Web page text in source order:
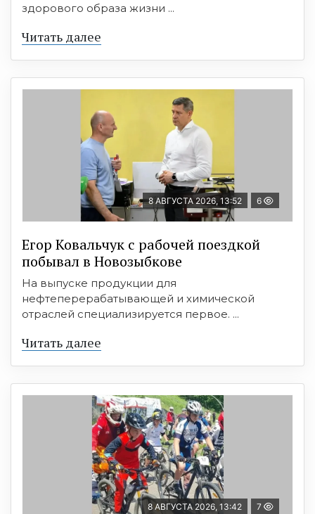
здорового образа жизни ...
Читать далее
8 АВГУСТА 2026, 13:52 6
Егор Ковальчук с рабочей поездкой
побывал в Новозыбкове
На выпуске продукции для
нефтеперерабатывающей и химической
отраслей специализируется первое. ...
Читать далее
8 АВГУСТА 2026, 13:42 7